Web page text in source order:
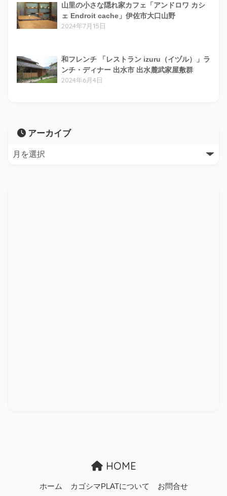
山里の小さな隠れ家カフェ「アンドロワ カシ
ェ Endroit cache」伊佐市大口山野
2024年7月15日
和フレンチ 「レストラン izuru（イヅル）」ラ
ンチ・ディナー 出水市 出水麓武家屋敷群
2024年6月4日
アーカイブ
HOME
ホーム カゴシマPLATについて お問合せ